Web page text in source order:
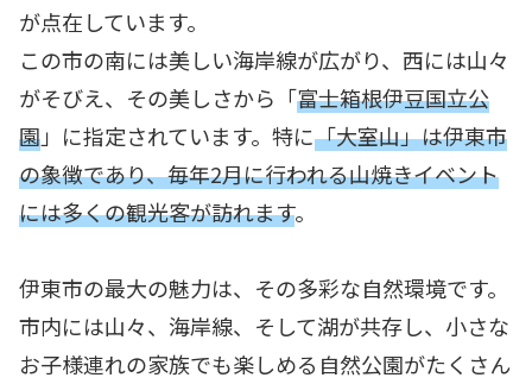
が点在しています。
この市の南には美しい海岸線が広がり、西には山々
がそびえ、その美しさから「富士箱根伊豆国立公
園」に指定されています。特に「大室山」は伊東市
の象徴であり、毎年2月に行われる山焼きイベント
には多くの観光客が訪れます。
伊東市の最大の魅力は、その多彩な自然環境です。
市内には山々、海岸線、そして湖が共存し、小さな
お子様連れの家族でも楽しめる自然公園がたくさん